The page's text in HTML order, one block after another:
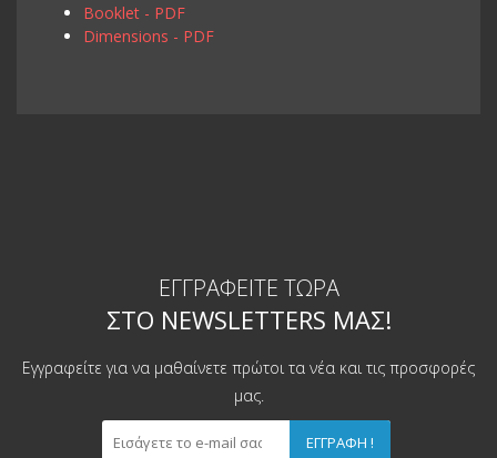
Booklet - PDF
Dimensions - PDF
ΕΓΓΡΑΦΕΊΤΕ ΤΏΡΑ
ΣΤΟ NEWSLETTERS ΜΑΣ!
Εγγραφείτε για να μαθαίνετε πρώτοι τα νέα και τις προσφορές
μας.
ΕΓΓΡΑΦΉ !